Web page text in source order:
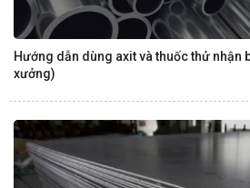
Hướng dẫn dùng axit và thuốc thử nhận
xưởng)